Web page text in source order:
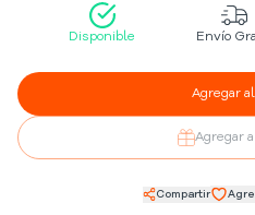
Disponible Envío
Agregar
Agregar
Compartir